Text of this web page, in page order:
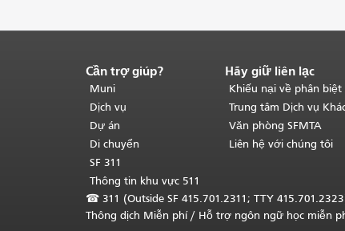
Kết
thúc
nội
dung
trang.Phần
còn
trang
này
Cần trợ giúp?
Muni
Dịch vụ
Dự án
Di chuyển
SF 311
Thông tin khu vực 511
Hãy giữ liên lạc
Khiếu nại về phân
Trung tâm Dịch vụ
Văn phòng SFMTA
Liên hệ với chúng tôi
☎ 311 (Outside SF 415.701.2311; TTY
Thông dịch Miễn phí/ Hỗ trợ ngôn ngữ học miễn